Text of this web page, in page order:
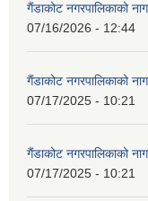
गैंडाकोट नगरपालिकाको
07/16/2026 - 12:44
गैंडाकोट नगरपालिकाको
07/17/2025 - 10:21
गैंडाकोट नगरपालिकाको
07/17/2025 - 10:21